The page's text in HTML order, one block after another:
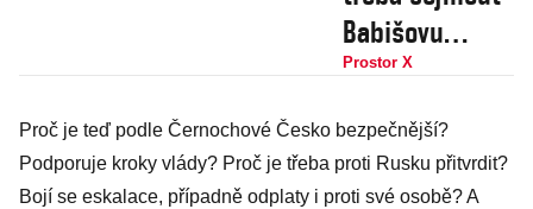
Babišovu
vládu, je
opozici ale
musíme
Prostor X
Proč je teď podle Černochové Česko bezpečnější?
Podporuje kroky vlády? Proč je třeba proti Rusku přitvrdit?
Bojí se eskalace, případně odplaty i proti své osobě? A